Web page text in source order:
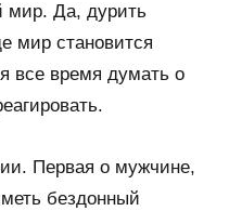
мир. Да, дурить
мир становится
все время думать о
Первая о мужчине,
бездонный